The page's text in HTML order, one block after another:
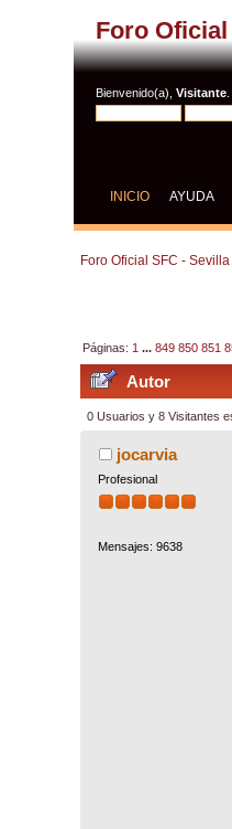
Foro
Bienvenido(a),Visitante
INICIO AYUDA
Foro Oficial SFC -
Páginas: 1 ...849 850 851
Autor
0 Usuarios y 8 Visitantes
jocarvia
Profesional
Mensajes: 9638